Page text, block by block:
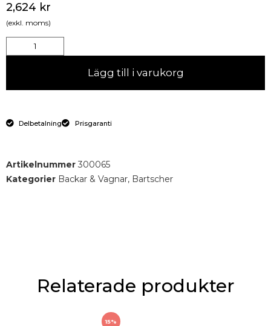
2,624 kr
(exkl. moms)
Lägg till i varukorg
Delbetalning Prisgaranti
Artikelnummer 300065
Kategorier Backar & Vagnar, Bartscher
Relaterade produkter
15%